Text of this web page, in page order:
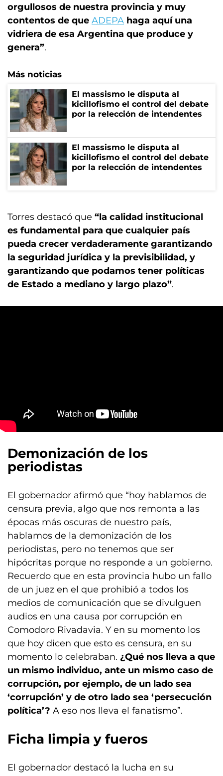
orgullosos de nuestra provincia y muy
contentos de que ADEPA haga aquí una
vidriera de esa Argentina que produce y
genera”.
Más noticias
El massismo le disputa al
kicillofismo el control del debate
por la relección de intendentes
El massismo le disputa al
kicillofismo el control del debate
por la relección de intendentes
Torres destacó que “la calidad institucional
es fundamental para que cualquier país
pueda crecer verdaderamente garantizando
la seguridad jurídica y la previsibilidad, y
garantizando que podamos tener políticas
de Estado a mediano y largo plazo”.
Demonización de los
periodistas
El gobernador afirmó que “hoy hablamos de
censura previa, algo que nos remonta a las
épocas más oscuras de nuestro país,
hablamos de la demonización de los
periodistas, pero no tenemos que ser
hipócritas porque no responde a un gobierno.
Recuerdo que en esta provincia hubo un fallo
de un juez en el que prohibió a todos los
medios de comunicación que se divulguen
audios en una causa por corrupción en
Comodoro Rivadavia. Y en su momento los
que hoy dicen que esto es censura, en su
momento lo celebraban. ¿Qué nos lleva a que
un mismo individuo, ante un mismo caso de
corrupción, por ejemplo, de un lado sea
‘corrupción’ y de otro lado sea ‘persecución
política’? A eso nos lleva el fanatismo”.
Ficha limpia y fueros
El gobernador destacó la lucha en su